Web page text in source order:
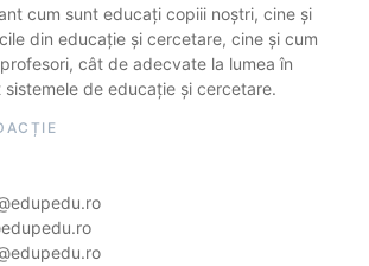
cum sunt educați copiii noștri, cine și
din educație și cercetare, cine și cum
cât de adecvate la lumea în
de educație și cercetare.